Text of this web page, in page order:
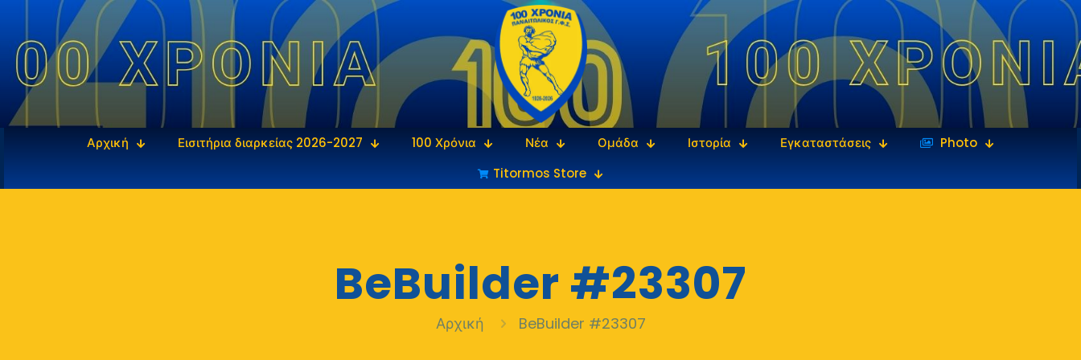
Αρχική Εισιτήρια διαρκείας 2026-2027 100 Χρόνια Νέα Ομάδα Ιστορία Εγκαταστάσεις
‎‏‏‎ ‎Photo
Titormos Store
BeBuilder #23307
Αρχική BeBuilder #23307